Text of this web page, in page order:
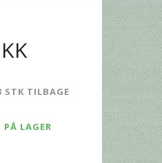
STK TILBAGE
PÅ LAGER